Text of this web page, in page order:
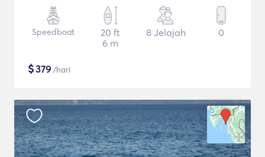
Speedboat
20 ft
6 m
8 Jelajah 0
$379 /hari